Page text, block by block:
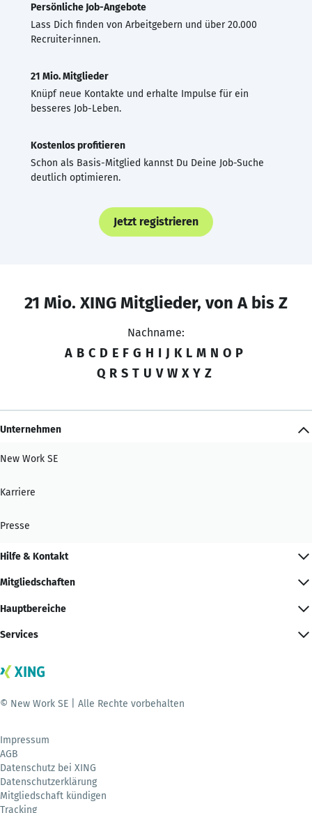
Persönliche Job-Angebote
Lass Dich finden von Arbeitgebern und über 20.000
Recruiter·innen.
21 Mio. Mitglieder
Knüpf neue Kontakte und erhalte Impulse für ein
besseres Job-Leben.
Kostenlos profitieren
Schon als Basis-Mitglied kannst Du Deine Job-Suche
deutlich optimieren.
Jetzt registrieren
21 Mio. XING Mitglieder, von A bis Z
Nachname:
A B C D E F G H I J K L M N O P
Q R S T U V W X Y Z
Unternehmen
New Work SE
Karriere
Presse
Hilfe & Kontakt
Mitgliedschaften
Hauptbereiche
Services
© New Work SE | Alle Rechte vorbehalten
Impressum
AGB
Datenschutz bei XING
Datenschutzerklärung
Mitgliedschaft kündigen
Tracking